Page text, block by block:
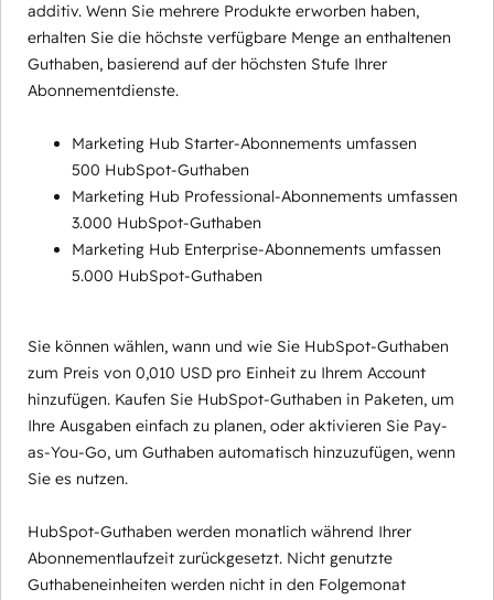
additiv. Wenn Sie mehrere Produkte erworben haben,
erhalten Sie die höchste verfügbare Menge an enthaltenen
Guthaben, basierend auf der höchsten Stufe Ihrer
Abonnementdienste.
Marketing Hub Starter-Abonnements umfassen
500 HubSpot-Guthaben
Marketing Hub Professional-Abonnements umfassen
3.000 HubSpot-Guthaben
Marketing Hub Enterprise-Abonnements umfassen
5.000 HubSpot-Guthaben
Sie können wählen, wann und wie Sie HubSpot-Guthaben
zum Preis von 0,010 USD pro Einheit zu Ihrem Account
hinzufügen. Kaufen Sie HubSpot-Guthaben in Paketen, um
Ihre Ausgaben einfach zu planen, oder aktivieren Sie Pay-
as-You-Go, um Guthaben automatisch hinzuzufügen, wenn
Sie es nutzen.
HubSpot-Guthaben werden monatlich während Ihrer
Abonnementlaufzeit zurückgesetzt. Nicht genutzte
Guthabeneinheiten werden nicht in den Folgemonat